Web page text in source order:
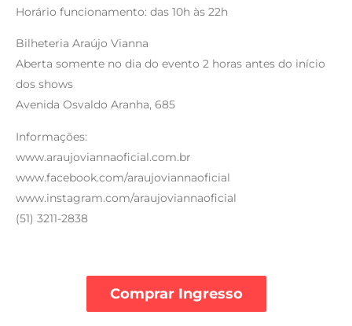
Horário funcionamento: das 10h às 22h
Bilheteria Araújo Vianna
Aberta somente no dia do evento 2 horas antes do início
dos shows
Avenida Osvaldo Aranha, 685
Informações:
www.araujoviannaoficial.com.br
www.facebook.com/araujoviannaoficial
www.instagram.com/araujoviannaoficial
(51) 3211-2838
Comprar Ingresso